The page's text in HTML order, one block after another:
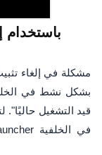
بشكل نشط في